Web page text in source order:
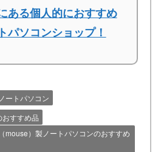
ある個人的におすすめ
パソコンショップ！
ートパソコン
すすめ品
mouse）製ノートパソコンのおすすめ